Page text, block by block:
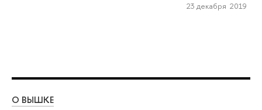
23 декабря 2019
О ВЫШКЕ